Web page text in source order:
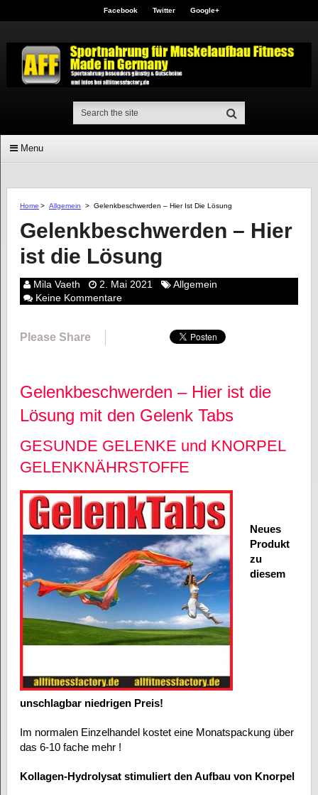
Facebook Twitter Google+
Menu
Home > Allgemein > Gelenkbeschwerden – Hier Ist Die Lösung
Gelenkbeschwerden – Hier
ist die Lösung
Mila Vaeth 2. Mai 2021
Allgemein
Keine Kommentare
Please Share
Gelenkbeschwerden – Hier ist die
Lösung mit den Gelenk Tabs
GESUNDE GELENKE und KNORPEL
GELENKNÄHRSTOFFE
Neues
Produkt
zu
diesem
unschlagbar niedrigen Preis!
Im normalen Einzelhandel kostet eine Monatspackung über
das 6-10 fache mehr !
Kollagen-Hydrolysat stimuliert den Aufbau von Knorpel